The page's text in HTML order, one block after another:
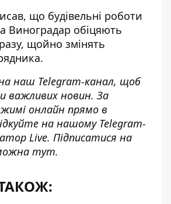
, що будівельні роботи
Виноградар обіцяють
щойно змінять
наш Telegram-канал, щоб
важливих новин. За
онлайн прямо в
на нашому Telegram-
Live. Підписатися на
тут.